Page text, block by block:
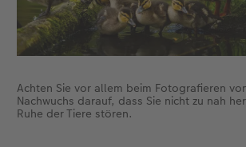
Achten Sie vor allem beim Fotografieren
Nachwuchs darauf, dass Sie nicht zu nah
Ruhe der Tiere stören.